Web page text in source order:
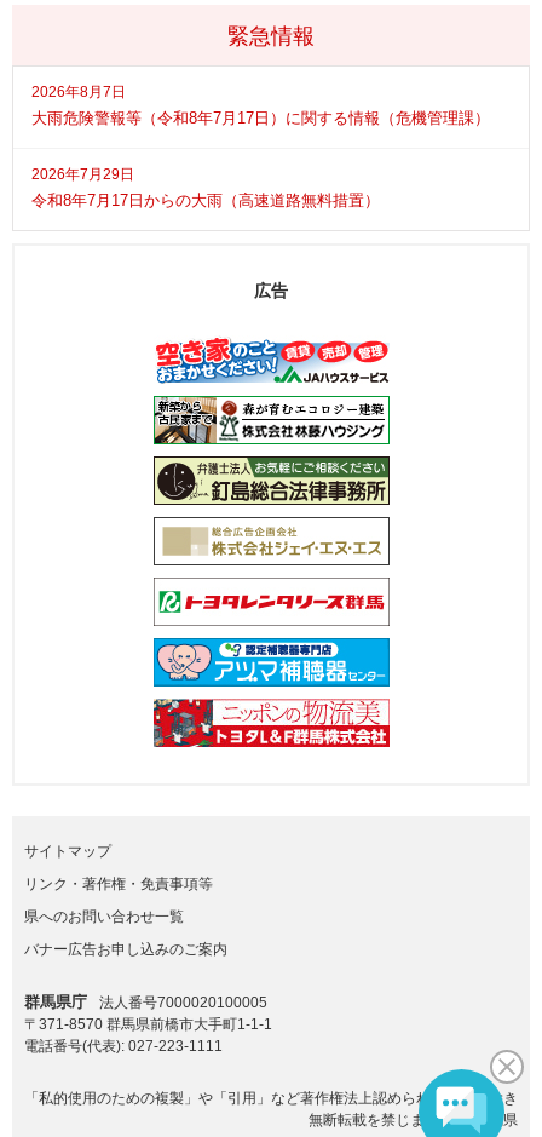
緊急情報
2026年8月7日
大雨危険警報等（令和8年7月17日）に関する情報（危機管理課）
2026年7月29日
令和8年7月17日からの大雨（高速道路無料措置）
広告
サイトマップ
リンク・著作権・免責事項等
県へのお問い合わせ一覧
バナー広告お申し込みのご案内
群馬県庁
法人番号7000020100005
〒371-8570 群馬県前橋市大手町1-1-1
電話番号(代表): 027-223-1111
「私的使用のための複製」や「引用」など著作権法上認められた場合を除き
無断転載を禁じます。(C)群馬県